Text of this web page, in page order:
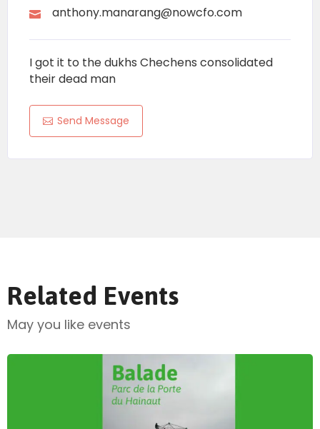
anthony.manarang@nowcfo.com
I got it to the dukhs Chechens consolidated
their dead man
Send Message
Related Events
May you like events